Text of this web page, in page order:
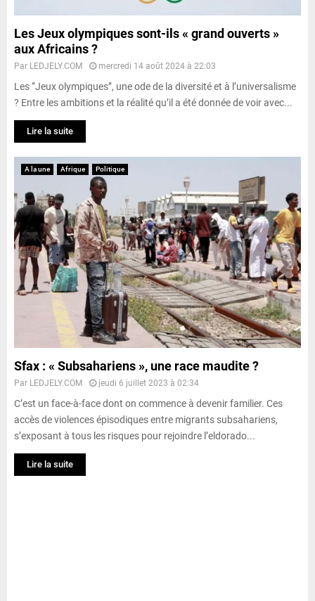
Les Jeux olympiques sont-ils « grand ouverts »
aux Africains ?
Par LEDJELY.COM mercredi 14 août 2024 à 22:03
Les ‘’Jeux olympiques’’, une ode de la diversité et à l’universalisme
? Entre les ambitions et la réalité qu’il a été donnée de voir avec...
Lire la suite
A la une Afrique Politique
Sfax : « Subsahariens », une race maudite ?
Par LEDJELY.COM jeudi 6 juillet 2023 à 02:34
C’est un face-à-face dont on commence à devenir familier. Ces
accès de violences épisodiques entre migrants subsahariens,
s’exposant à tous les risques pour rejoindre l’eldorado...
Lire la suite